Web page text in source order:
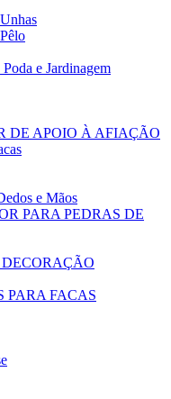
e Jardinagem
DE APOIO À AFIAÇÃO
e Mãos
PARA PEDRAS DE
PARA FACAS